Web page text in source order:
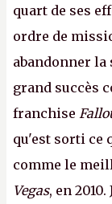
quart de ses
ordre de
abandonner la
grand succès
franchise
qu'est sorti ce
comme le
Vegas, en